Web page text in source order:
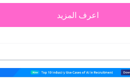
اعرف المزيد